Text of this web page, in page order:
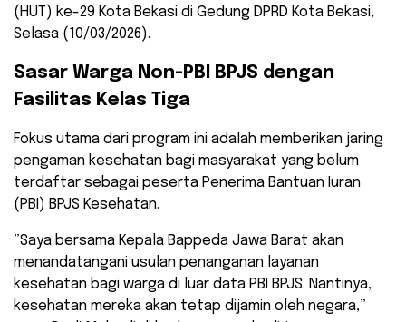
(HUT) ke-29 Kota Bekasi di Gedung DPRD Kota Bekasi,
Selasa (10/03/2026).
​Sasar Warga Non-PBI BPJS dengan
Fasilitas Kelas Tiga
​Fokus utama dari program ini adalah memberikan jaring
pengaman kesehatan bagi masyarakat yang belum
terdaftar sebagai peserta Penerima Bantuan Iuran
(PBI) BPJS Kesehatan.
​”Saya bersama Kepala Bappeda Jawa Barat akan
menandatangani usulan penanganan layanan
kesehatan bagi warga di luar data PBI BPJS. Nantinya,
kesehatan mereka akan tetap dijamin oleh negara,”